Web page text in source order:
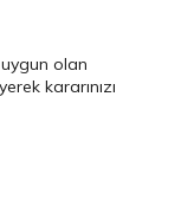
olan
kararınızı